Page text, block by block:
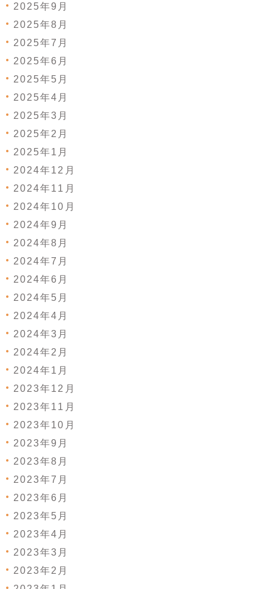
2025年9月
2025年8月
2025年7月
2025年6月
2025年5月
2025年4月
2025年3月
2025年2月
2025年1月
2024年12月
2024年11月
2024年10月
2024年9月
2024年8月
2024年7月
2024年6月
2024年5月
2024年4月
2024年3月
2024年2月
2024年1月
2023年12月
2023年11月
2023年10月
2023年9月
2023年8月
2023年7月
2023年6月
2023年5月
2023年4月
2023年3月
2023年2月